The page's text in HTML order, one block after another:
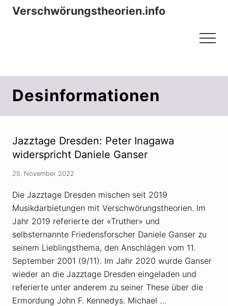
Menu
Zum
ZurVerschwörungstheorien.info
Menu
Desinformationen
Jazztage Dresden: Peter Inagawa
widerspricht Daniele Ganser
25. November 2022
Die Jazztage Dresden mischen seit 2019
Musikdarbietungen mit Verschwörungstheorien. Im
Jahr 2019 referierte der «Truther» und
selbsternannte Friedensforscher Daniele Ganser zu
seinem Lieblingsthema, den Anschlägen vom 11.
September 2001 (9/11). Im Jahr 2020 wurde Ganser
wieder an die Jazztage Dresden eingeladen und
referierte unter anderem zu seiner These über die
Ermordung John F. Kennedys. Michael …